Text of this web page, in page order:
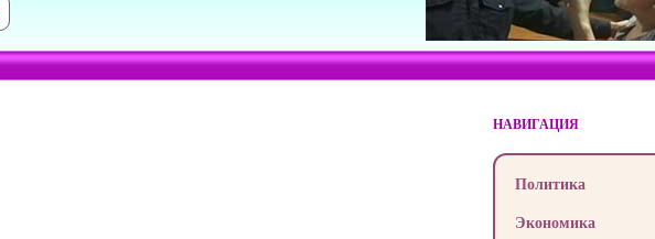
НАВИГАЦИЯ
Политика
Экономика